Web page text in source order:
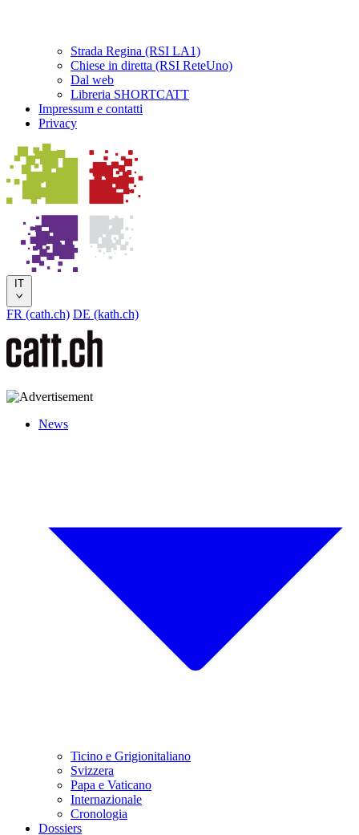
Strada Regina (RSI LA1)
Chiese in diretta (RSI ReteUno)
Dal web
Libreria SHORTCATT
Impressum e contatti
Privacy
IT
FR (cath.ch) DE (kath.ch)
News
Ticino e Grigionitaliano
Svizzera
Papa e Vaticano
Internazionale
Cronologia
Dossiers